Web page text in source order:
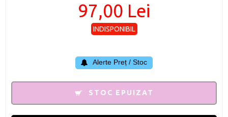
97,00 Lei
INDISPONIBIL
Alerte Preț / Stoc
STOC EPUIZAT